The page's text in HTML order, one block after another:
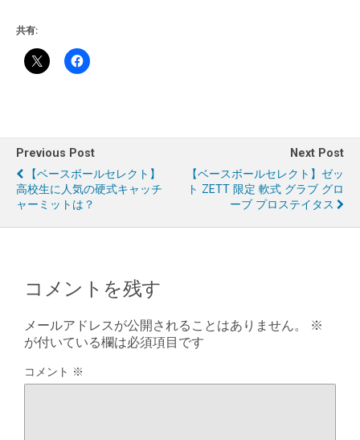
共有:
Previous Post
【ベースボールセレクト】
高校生に人気の硬式キャッチ
ャーミットは？
Next Post
【ベースボールセレクト】ゼッ
ト ZETT 限定 軟式 グラブ グロ
ーブ プロステイタス
コメントを残す
メールアドレスが公開されることはありません。
※
が付いている欄は必須項目です
コメント ※